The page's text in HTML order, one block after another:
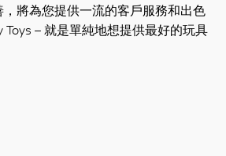
，將為您提供一流的客戶服務和出色
Toys – 就是單純地想提供最好的玩具